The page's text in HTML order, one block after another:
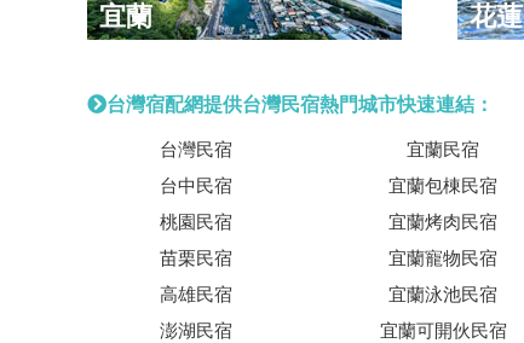
宜蘭 花蓮
台灣宿配網提供台灣民宿熱門城市快速連結：
台灣民宿
台中民宿
桃園民宿
苗栗民宿
高雄民宿
澎湖民宿
宜蘭民宿
宜蘭包棟民宿
宜蘭烤肉民宿
宜蘭寵物民宿
宜蘭泳池民宿
宜蘭可開伙民宿